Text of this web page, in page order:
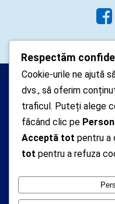
colectate pe acest
operator
Nationala de
Respectăm
Cookie-urile ne ajută
dvs., să oferim
traficul. Puteți alege
făcând clic pe
Acceptă tot pentru a
tot pentru a refuza